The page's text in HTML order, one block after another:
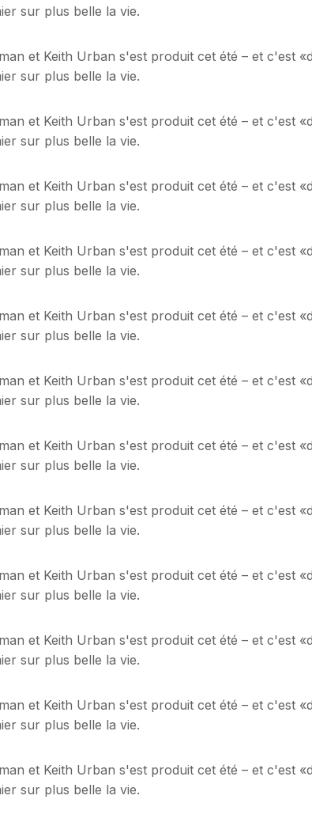
sur plus belle la vie.
et Keith Urban s'est produit cet été – et c'est
sur plus belle la vie.
et Keith Urban s'est produit cet été – et c'est
sur plus belle la vie.
et Keith Urban s'est produit cet été – et c'est
sur plus belle la vie.
et Keith Urban s'est produit cet été – et c'est
sur plus belle la vie.
et Keith Urban s'est produit cet été – et c'est
sur plus belle la vie.
et Keith Urban s'est produit cet été – et c'est
sur plus belle la vie.
et Keith Urban s'est produit cet été – et c'est
sur plus belle la vie.
et Keith Urban s'est produit cet été – et c'est
sur plus belle la vie.
et Keith Urban s'est produit cet été – et c'est
sur plus belle la vie.
et Keith Urban s'est produit cet été – et c'est
sur plus belle la vie.
et Keith Urban s'est produit cet été – et c'est
sur plus belle la vie.
et Keith Urban s'est produit cet été – et c'est
sur plus belle la vie.